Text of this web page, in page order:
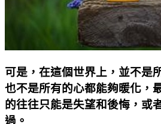
可是，在這個世界上，並不是
也不是所有的心都能夠暖化，
的往往只能是失望和後悔，或
過。